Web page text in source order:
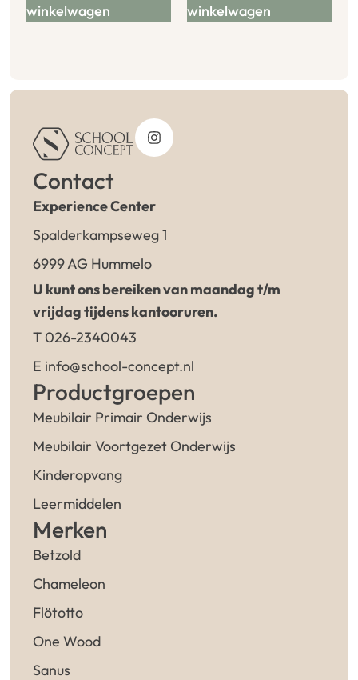
winkelwagen
winkelwagen
Contact
Experience Center
Spalderkampseweg 1
6999 AG Hummelo
U kunt ons bereiken van maandag t/m
vrijdag tijdens kantooruren.
T 026-2340043
E info@school-concept.nl
Productgroepen
Meubilair Primair Onderwijs
Meubilair Voortgezet Onderwijs
Kinderopvang
Leermiddelen
Merken
Betzold
Chameleon
Flötotto
One Wood
Sanus